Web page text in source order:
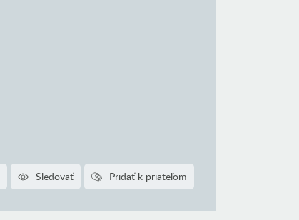
Sledovať Pridať k priateľom